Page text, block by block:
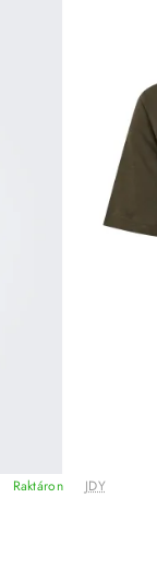
Raktáron JDY